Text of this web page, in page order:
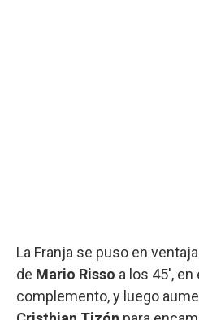
La Franja se puso en
de Mario Risso a los 45', en
complemento, y luego